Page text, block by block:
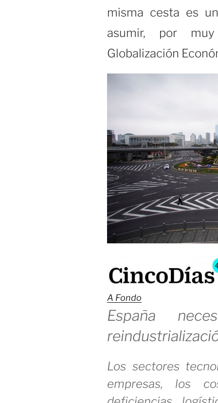
misma cesta es
asumir, por
Globalización
A Fondo
España
Los sectores
empresas, los